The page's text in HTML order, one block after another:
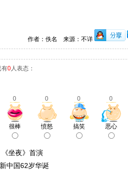
作者：佚名 来源：不详
有0人表态：
0 0 0 0
很棒 愤怒 搞笑 恶心
坐夜》首演
中国62岁华诞